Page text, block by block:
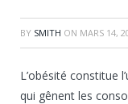
BY SMITH ON MARS 14,
L’obésité constitue
qui gênent les